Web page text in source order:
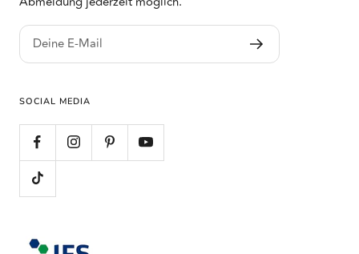
Deine E-Mail
SOCIAL MEDIA